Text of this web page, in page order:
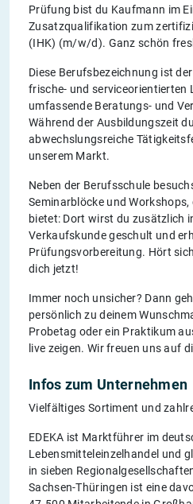
Prüfung bist du Kaufmann im
Zusatzqualifikation zum
(IHK) (m/w/d). Ganz schön
Diese Berufsbezeichnung ist
frische- und serviceorientierten
umfassende Beratungs- und
Während der Ausbildungszeit
abwechslungsreiche
unserem Markt.
Neben der Berufsschule
Seminarblöcke und Workshops,
bietet: Dort wirst du zusätzlich
Verkaufskunde geschult und
Prüfungsvorbereitung. Hört
dich jetzt!
Immer noch unsicher? Dann
persönlich zu deinem
Probetag oder ein Praktikum
live zeigen. Wir freuen uns auf
Infos zum Unternehmen
Vielfältiges Sortiment und
EDEKA ist Marktführer im
Lebensmitteleinzelhandel und
in sieben
Sachsen-Thüringen ist eine